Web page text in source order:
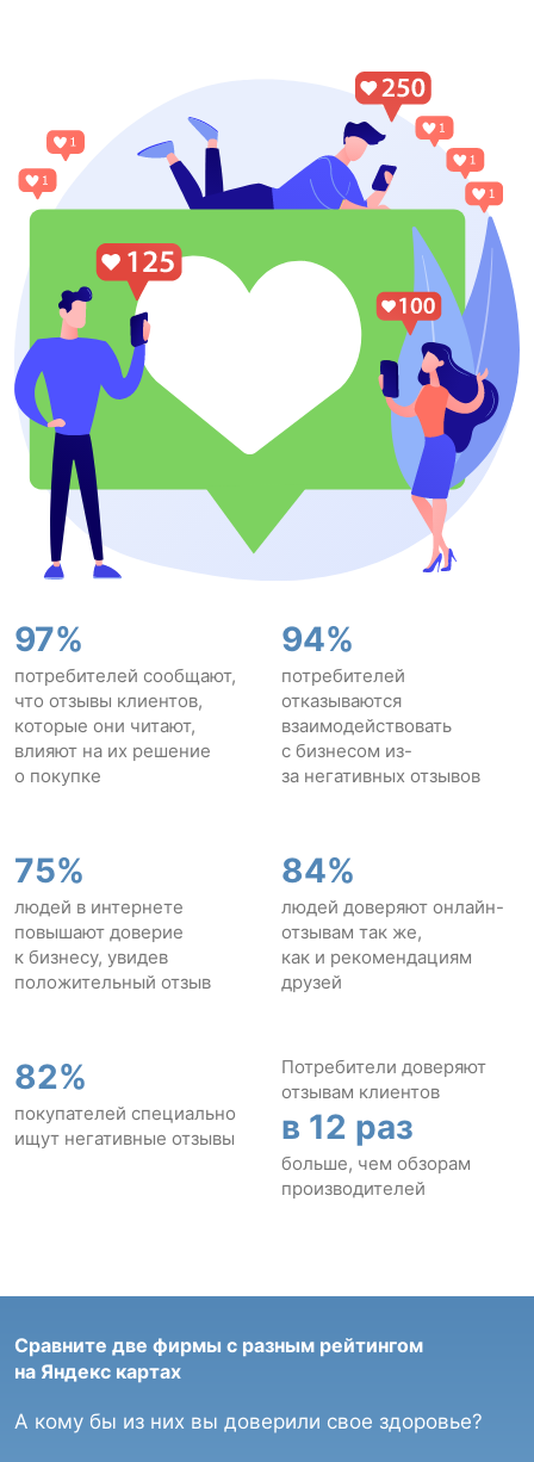
97%
потребителей сообщают,
что отзывы клиентов,
которые они читают,
влияют на их решение
о покупке
75%
людей в интернете
повышают доверие
к бизнесу, увидев
положительный отзыв
82%
покупателей специально
ищут негативные отзывы
94%
потребителей
отказываются
взаимодействовать
с бизнесом из-
за негативных отзывов
84%
людей доверяют онлайн-
отзывам так же,
как и рекомендациям
друзей
Потребители доверяют
отзывам клиентов
в 12 раз
больше, чем обзорам
производителей
Сравните две фирмы с разным рейтингом
на Яндекс картах
А кому бы из них вы доверили свое здоровье?